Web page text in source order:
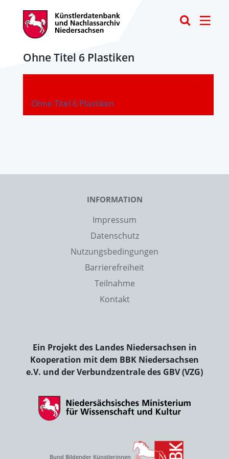
Ohne Titel 6 Plastiken
Ohne Titel 6 Plastiken
-
INFORMATION
Impressum
Datenschutz
Nutzungsbedingungen
Barrierefreiheit
Teilnahme
Kontakt
Ein Projekt des Landes Niedersachsen in
Kooperation mit dem BBK Niedersachsen
e.V. und der Verbundzentrale des GBV (VZG)
Bund Bildender Künstlerinnen